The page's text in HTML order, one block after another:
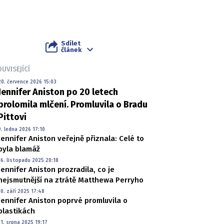
Sdílet
článek
července 2026 15:03
Aniston po 20 letech
mlčení. Promluvila o Bradu
ledna 2026 17:10
Aniston veřejně přiznala: Celé to
blamáž
listopadu 2025 20:18
Aniston prozradila, co je
na ztrátě Matthewa Perryho
září 2025 17:48
Aniston poprvé promluvila o
srpna 2025 19:17